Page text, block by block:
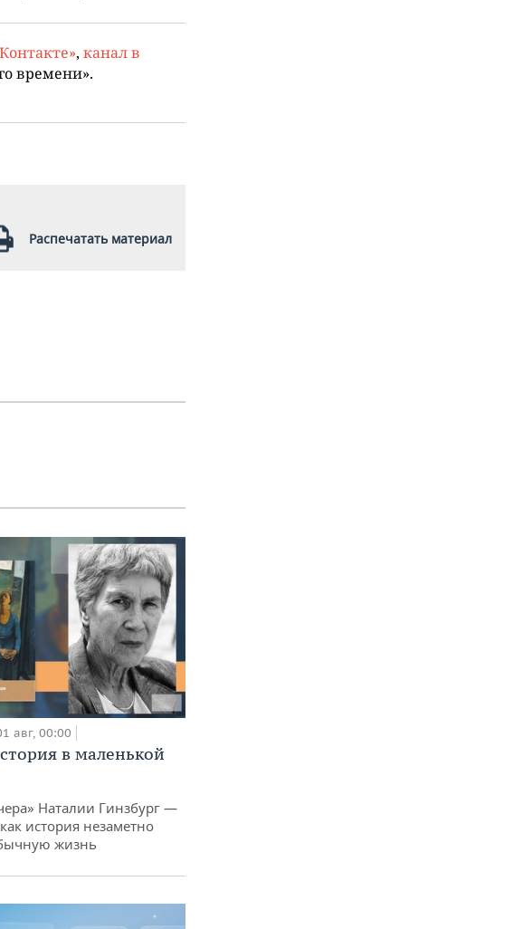
, канал в
времени».
Распечатать материал
авг, 00:00
в маленькой
Наталии Гинзбург —
история незаметно
жизнь